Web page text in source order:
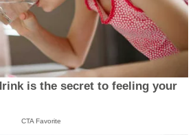
is the secret to feeling your
CTA Favorite